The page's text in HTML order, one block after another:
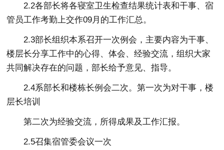
2.2各部长将各寝室卫生检查结果统计表和干事、宿
管员工作考勤上交作09月的工作汇总。
2.3部长组织本系召开一次例会，主要内容为干事、
楼层长分享工作中的心得、体会、经验交流，组织大家
共同解决存在的问题，部长给予意见、指导。
2.4系部长和楼栋长例会二次。第一次为对干事，楼
层长培训
第二次为经验交流，所得成果及工作汇报。
2.5召集宿管委会议一次